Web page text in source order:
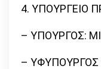
4. ΥΠΟΥΡΓΕΙΟ
– ΥΠΟΥΡΓΟΣ:
– ΥΦΥΠΟΥΡΓΟΣ